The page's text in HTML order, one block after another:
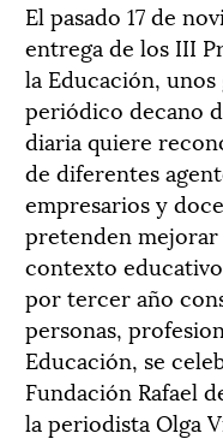
El pasado 17 de
entrega de los III
la Educación,
periódico decano
diaria quiere
de diferentes
empresarios y
pretenden mejorar
contexto
por tercer año
personas,
Educación, se
Fundación Rafael
la periodista Olga